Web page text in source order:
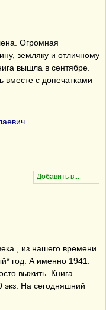
Огромная
земляку и отличному
вышла в сентябре.
вместе с допечатками
, из нашего времени
год. А именно 1941.
выжить. Книга
На сегодняшний